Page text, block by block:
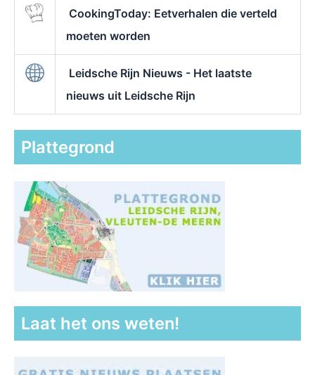
CookingToday: Eetverhalen die verteld
moeten worden
Leidsche Rijn Nieuws - Het laatste
nieuws uit Leidsche Rijn
Plattegrond
Laat het ons weten!